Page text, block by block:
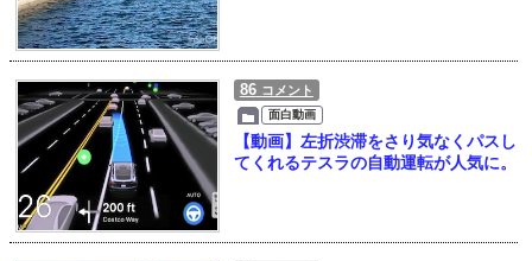
86 コメント
面白動画
【動画】左折渋滞をさり気なくパスし
てくれるテスラの自動運転が人気に。